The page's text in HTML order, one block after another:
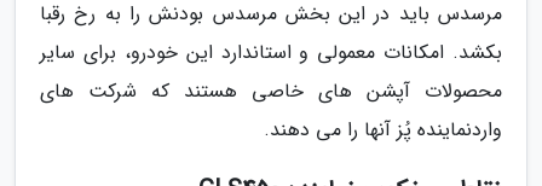
مرسدس باید در این بخش مرسدس بودنش را به رخ رقبا
بکشد. امکانات معمولی و استاندارد این خودرو، برای سایر
محصولات آپشن های خاصی هستند که شرکت های
واردنماینده پُز آنها را می دهند.